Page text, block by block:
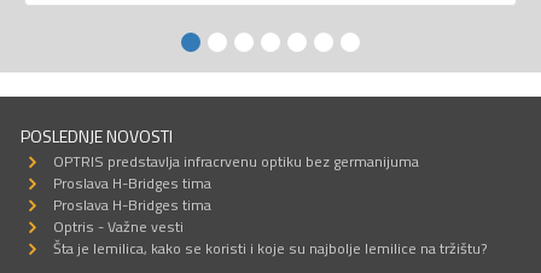
POSLEDNJE NOVOSTI
OPTRIS predstavlja infracrvenu optiku bez germanijuma
Proslava H-Bridges tima
Proslava H-Bridges tima
Optris - Važne vesti
Šta je lemilica, kako se koristi i koje su najbolje lemilice na tržištu?